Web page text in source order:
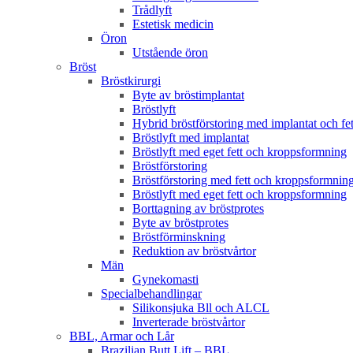
Trådlyft
Estetisk medicin
Öron
Utstående öron
Bröst
Bröstkirurgi
Byte av bröstimplantat
Bröstlyft
Hybrid bröstförstoring med implantat och
Bröstlyft med implantat
Bröstlyft med eget fett och kroppsformning
Bröstförstoring
Bröstförstoring med fett och
Bröstlyft med eget fett och kroppsformning
Borttagning av bröstprotes
Byte av bröstprotes
Bröstförminskning
Reduktion av bröstvårtor
Män
Gynekomasti
Specialbehandlingar
Silikonsjuka Bll och ALCL
Inverterade bröstvårtor
BBL, Armar och Lår
Brazilian Butt Lift – BBL